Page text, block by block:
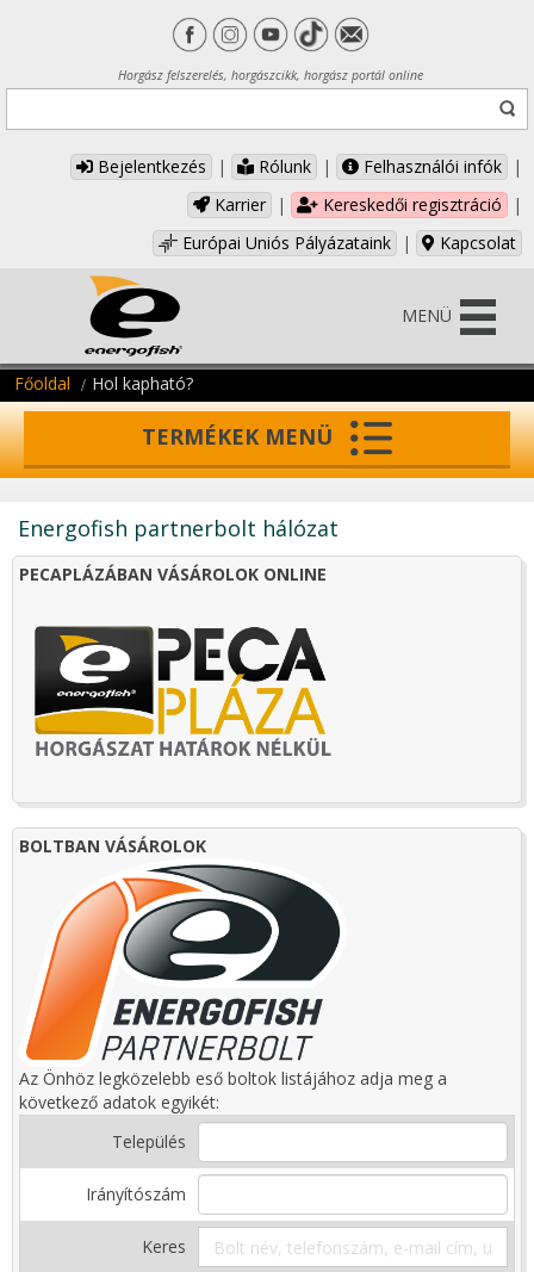
Horgász felszerelés, horgászcikk, horgász portál online
Bejelentkezés | Rólunk | Felhasználói infók
|
Karrier
| Kereskedői regisztráció
|
Európai Uniós Pályázataink
| Kapcsolat
MENÜ
Főoldal Hol kapható?
TERMÉKEK MENÜ
Energofish partnerbolt hálózat
PECAPLÁZÁBAN VÁSÁROLOK ONLINE
BOLTBAN VÁSÁROLOK
Az Önhöz legközelebb eső boltok listájához adja meg a
következő adatok egyikét:
Település
Irányítószám
Keres